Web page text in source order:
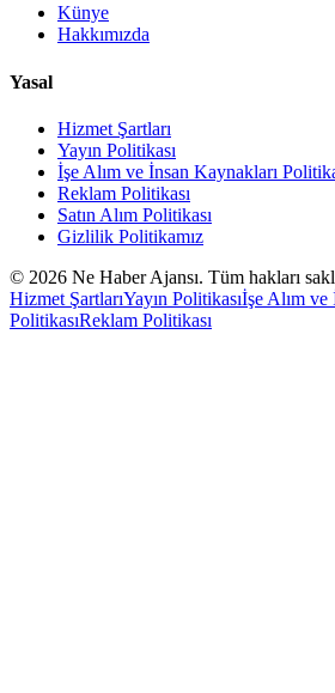
Künye
Hakkımızda
Yasal
Hizmet Şartları
Yayın Politikası
İşe Alım ve İnsan Kaynakları
Reklam Politikası
Satın Alım Politikası
Gizlilik Politikamız
© 2026 Ne Haber Ajansı. Tüm hakları
Hizmet ŞartlarıYayın Politikasıİşe Alım ve
PolitikasıReklam Politikası